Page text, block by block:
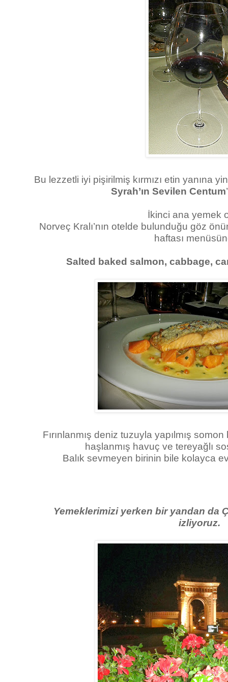
Bu lezzetli iyi pişirilmiş kırmızı etin yanına
Syrah’ın Sevilen Centum
İkinci ana yemek
Norveç Kralı’nın otelde bulunduğu göz
haftası
Salted baked salmon, cabbage,
Fırınlanmış deniz tuzuyla yapılmış
haşlanmış havuç ve tereyağlı
Balık sevmeyen birinin bile kolayca
Yemeklerimizi yerken bir yandan da
izliyoruz.